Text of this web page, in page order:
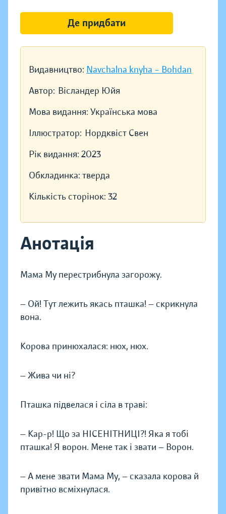
Видавництво: Navchalna knyha – Bohdan
Автор: Вісландер Юйя
Мова видання: Українська мова
Іллюстратор: Нордквіст Свен
Рік видання: 2023
Обкладинка: тверда
Кількість сторінок: 32
Анотація
Мама Му перестрибнула загорожу.
— Ой! Тут лежить якась пташка! — скрикнула
вона.
Корова принюхалася: нюх, нюх.
— Жива чи ні?
Пташка підвелася і сіла в траві:
— Кар-р! Що за НІСЕНІТНИЦІ?! Яка я тобі
пташка! Я ворон. Мене так і звати — Ворон.
— А мене звати Мама Му, — сказала корова й
привітно всміхнулася.
Де придбати